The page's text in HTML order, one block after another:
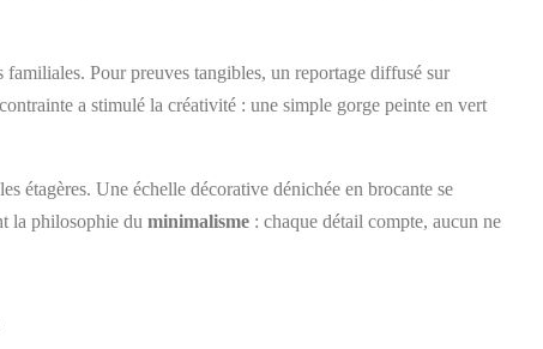
Pour preuves tangibles, un reportage diffusé sur
a stimulé la créativité : une simple gorge peinte en vert
étagères. Une échelle décorative dénichée en brocante se
la philosophie du minimalisme : chaque détail compte, aucun ne